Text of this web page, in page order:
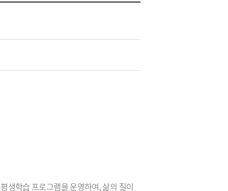
생학습 프로그램을 운영하여, 삶의 질이